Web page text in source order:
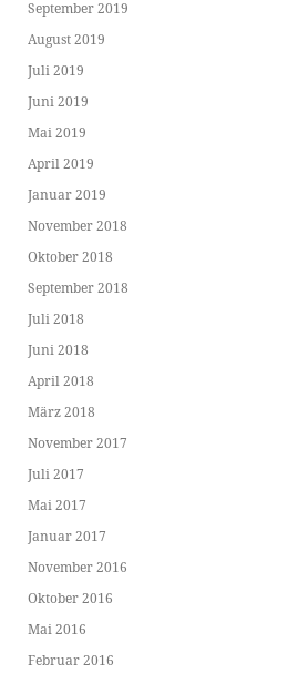
September 2019
August 2019
Juli 2019
Juni 2019
Mai 2019
April 2019
Januar 2019
November 2018
Oktober 2018
September 2018
Juli 2018
Juni 2018
April 2018
März 2018
November 2017
Juli 2017
Mai 2017
Januar 2017
November 2016
Oktober 2016
Mai 2016
Februar 2016